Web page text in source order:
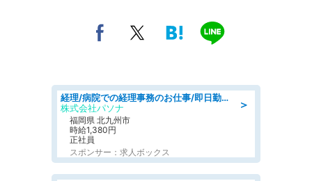
＞
経理/病院での経理事務のお仕事/即日勤務可/車通勤可/経理/一般事務
株式会社パソナ
福岡県 北九州市
時給1,380円
正社員
スポンサー：求人ボックス